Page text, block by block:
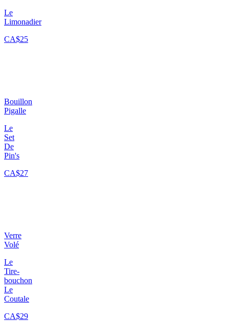
Le
Limonadier
CA$25
Bouillon
Pigalle
Le
Set
De
Pin's
CA$27
Verre
Volé
Le
Tire-
bouchon
Le
Coutale
CA$29